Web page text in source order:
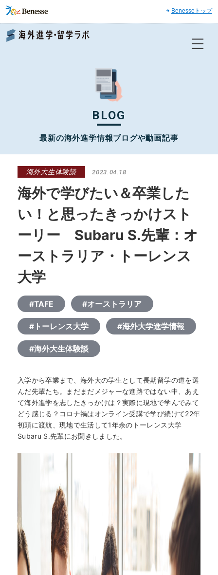
Benesseトップ
BLOG
最新の海外進学情報ブログや動画記事
海外大生体験談 2023.04.18
海外で学びたい＆卒業した
い！と思ったきっかけスト
ーリー Subaru S.先輩：オ
ーストラリア・トーレンス
大学
#TAFE #オーストラリア
#トーレンス大学 #海外大学進学情報
#海外大生体験談
入学から卒業まで、海外大の学生として長期留学の道を選
んだ先輩たち。まだまだメジャーな進路ではない中、あえ
て海外進学を志したきっかけは？実際に現地で学んでみて
どう感じる？コロナ禍はオンライン受講で学び続けて22年
初頭に渡航、現地で生活して1年余のトーレンス大学
Subaru S.先輩にお聞きしました。